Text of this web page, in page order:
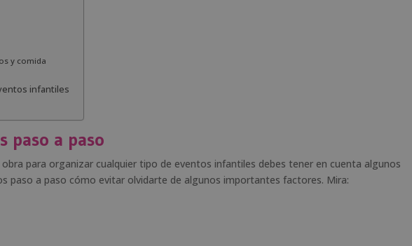
y comida
infantiles
paso a paso
para organizar cualquier tipo de eventos infantiles debes tener en cuenta algunos
paso a paso cómo evitar olvidarte de algunos importantes factores. Mira: